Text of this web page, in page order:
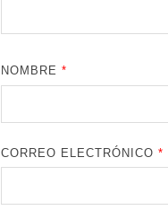
NOMBRE*
CORREO ELECTRÓNICO*